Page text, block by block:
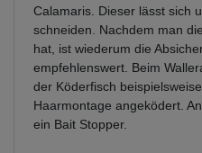
Calamaris. Dieser lässt sich
schneiden. Nachdem man
hat, ist wiederum die
empfehlenswert. Beim
der Köderfisch
Haarmontage angeködert.
ein Bait Stopper.